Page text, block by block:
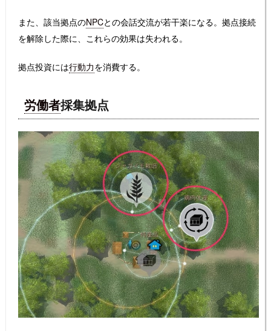
また、該当拠点のNPCとの会話交流が若干楽になる。拠点接続
を解除した際に、これらの効果は失われる。
拠点投資には行動力を消費する。
労働者採集拠点